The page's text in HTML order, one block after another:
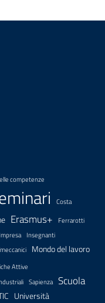
competenze
Costa
Erasmus+
Ferrarotti
Impresa
Insegnanti
Mondo del lavoro
Attive
Sapienza Scuola
Università